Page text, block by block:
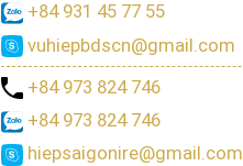
+84 931 45 77 55
vuhiepbdscn@gmail.com
+84 973 824 746
+84 973 824 746
hiepsaigonire@gmail.com